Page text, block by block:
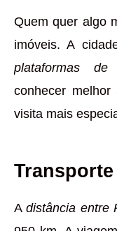
Quem quer algo
imóveis. A
plataformas de
conhecer
visita mais
Adistância entre